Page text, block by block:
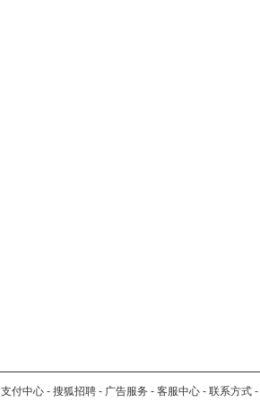
支付中心 - 搜狐招聘 - 广告服务 - 客服中心 - 联系方式 -